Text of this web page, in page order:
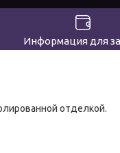
Информация для
отделкой.